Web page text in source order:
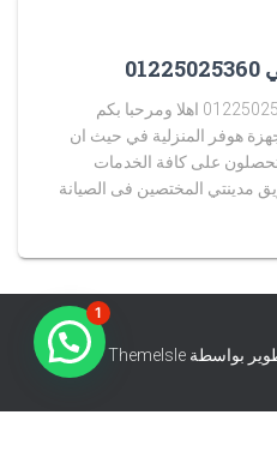
توكيل صيانة هوفر الوايلي 01225025360 اهلا ومرحبا بكم
هوفر المنزلية في حيث ان
على كافة الخدمات
مدينتي المختصين فى الصيانة
ThemeIsle
1